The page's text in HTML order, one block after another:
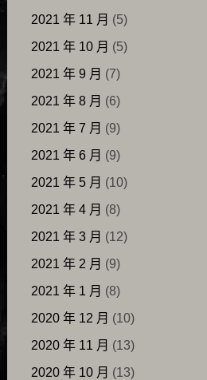
2021 年 11 月 (5)
2021 年 10 月 (5)
2021 年 9 月 (7)
2021 年 8 月 (6)
2021 年 7 月 (9)
2021 年 6 月 (9)
2021 年 5 月 (10)
2021 年 4 月 (8)
2021 年 3 月 (12)
2021 年 2 月 (9)
2021 年 1 月 (8)
2020 年 12 月 (10)
2020 年 11 月 (13)
2020 年 10 月 (13)